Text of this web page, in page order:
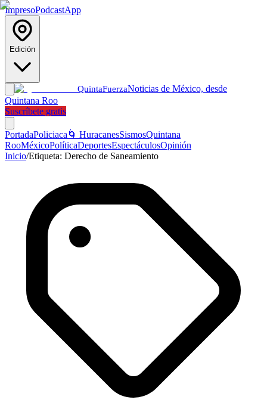
ImpresoPodcastApp
Edición
QuintaFuerzaNoticias de México, desde
Quintana Roo
Suscríbete gratis
PortadaPoliciaca 🌀 HuracanesSismosQuintana
RooMéxicoPolíticaDeportesEspectáculosOpinión
Inicio/Etiqueta: Derecho de Saneamiento